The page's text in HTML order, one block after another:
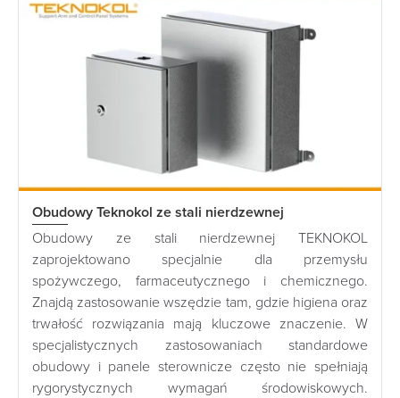
Obudowy Teknokol ze stali nierdzewnej
Obudowy ze stali nierdzewnej TEKNOKOL
zaprojektowano specjalnie dla przemysłu
spożywczego, farmaceutycznego i chemicznego.
Znajdą zastosowanie wszędzie tam, gdzie higiena oraz
trwałość rozwiązania mają kluczowe znaczenie. W
specjalistycznych zastosowaniach standardowe
obudowy i panele sterownicze często nie spełniają
rygorystycznych wymagań środowiskowych.